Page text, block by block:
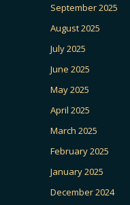
September 2025
August 2025
July 2025
June 2025
May 2025
April 2025
March 2025
February 2025
January 2025
December 2024